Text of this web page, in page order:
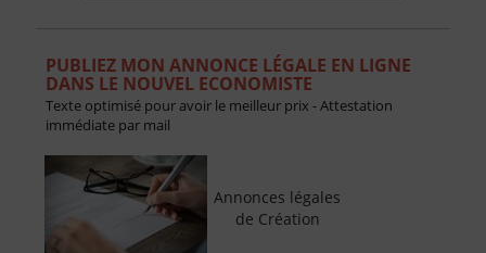
PUBLIEZ MON ANNONCE LÉGALE EN LIGNE
DANS LE NOUVEL ECONOMISTE
Texte optimisé pour avoir le meilleur prix - Attestation
immédiate par mail
Annonces légales
de Création